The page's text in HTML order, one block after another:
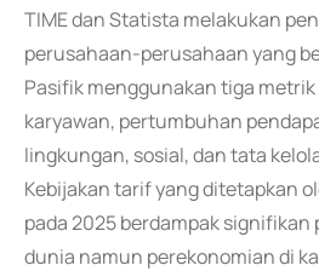
TIME dan Statista melakukan
perusahaan-perusahaan yang
Pasifik menggunakan tiga
karyawan, pertumbuhan
lingkungan, sosial, dan tata
Kebijakan tarif yang ditetapkan
pada 2025 berdampak signifikan
dunia namun perekonomian di